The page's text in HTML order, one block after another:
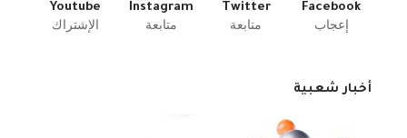
Facebook
إعجاب
Twitter
متابعة
Instagram
متابعة
Youtube
الإشتراك
أخبار شعبية